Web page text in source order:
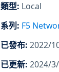
類型: Local
系列 : F5
已發布: 2022/
已更新: 2024/